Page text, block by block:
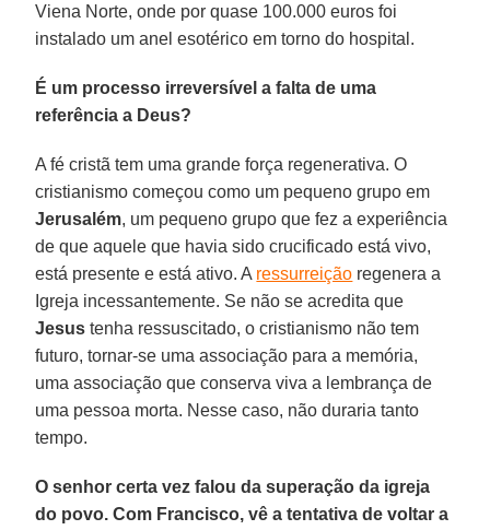
Viena Norte, onde por quase 100.000 euros foi
instalado um anel esotérico em torno do hospital.
É um processo irreversível a falta de uma
referência a Deus?
A fé cristã tem uma grande força regenerativa. O
cristianismo começou como um pequeno grupo em
Jerusalém, um pequeno grupo que fez a experiência
de que aquele que havia sido crucificado está vivo,
está presente e está ativo. A ressurreição regenera a
Igreja incessantemente. Se não se acredita que
Jesus tenha ressuscitado, o cristianismo não tem
futuro, tornar-se uma associação para a memória,
uma associação que conserva viva a lembrança de
uma pessoa morta. Nesse caso, não duraria tanto
tempo.
O senhor certa vez falou da superação da igreja
do povo. Com Francisco, vê a tentativa de voltar a